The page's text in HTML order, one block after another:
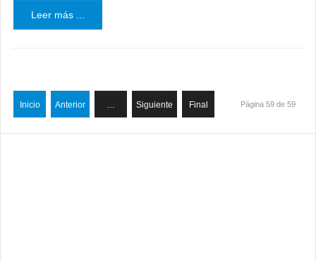
Leer más ...
Inicio Anterior … Siguiente Final Página 59 de 59